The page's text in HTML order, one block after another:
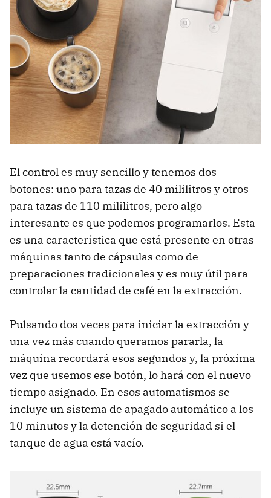
El control es muy sencillo y tenemos dos
botones: uno para tazas de 40 mililitros y otros
para tazas de 110 mililitros, pero algo
interesante es que podemos programarlos. Esta
es una característica que está presente en otras
máquinas tanto de cápsulas como de
preparaciones tradicionales y es muy útil para
controlar la cantidad de café en la extracción.
Pulsando dos veces para iniciar la extracción y
una vez más cuando queramos pararla, la
máquina recordará esos segundos y, la próxima
vez que usemos ese botón, lo hará con el nuevo
tiempo asignado. En esos automatismos se
incluye un sistema de apagado automático a los
10 minutos y la detención de seguridad si el
tanque de agua está vacío.